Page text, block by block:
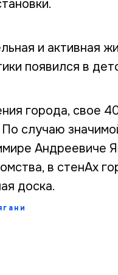
и активная
появился в
города, свое
случаю
Андреевиче
в стенАх
доска.